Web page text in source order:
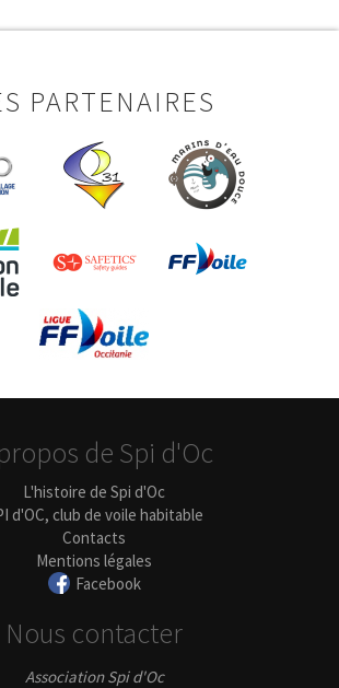
PARTENAIRES
de Spi d'Oc
L'histoire de Spi d'Oc
d'OC, club de voile habitable
Contacts
Mentions légales
Facebook
Nous contacter
Association Spi d'Oc